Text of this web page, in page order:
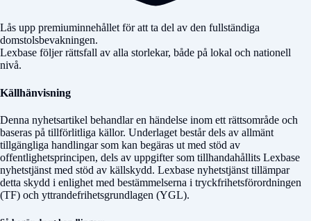
Lås upp premiuminnehållet för att ta del av den fullständiga
domstolsbevakningen.
Lexbase följer rättsfall av alla storlekar, både på lokal och nationell
nivå.
Källhänvisning
Denna nyhetsartikel behandlar en händelse inom ett rättsområde och
baseras på tillförlitliga källor. Underlaget består dels av allmänt
tillgängliga handlingar som kan begäras ut med stöd av
offentlighetsprincipen, dels av uppgifter som tillhandahållits Lexbase
nyhetstjänst med stöd av källskydd. Lexbase nyhetstjänst tillämpar
detta skydd i enlighet med bestämmelserna i tryckfrihetsförordningen
(TF) och yttrandefrihetsgrundlagen (YGL).